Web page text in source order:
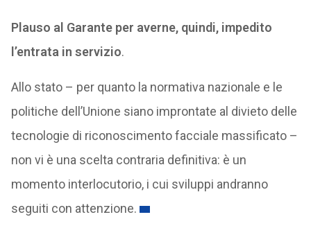
Plauso al Garante per averne, quindi, impedito
l’entrata in servizio.
Allo stato – per quanto la normativa nazionale e le
politiche dell’Unione siano improntate al divieto delle
tecnologie di riconoscimento facciale massificato –
non vi è una scelta contraria definitiva: è un
momento interlocutorio, i cui sviluppi andranno
seguiti con attenzione.